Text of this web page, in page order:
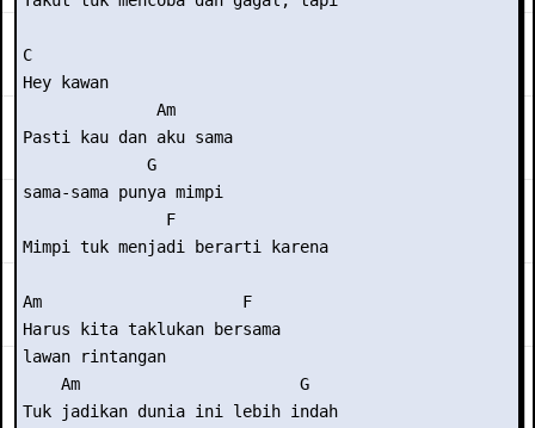
C
Hey kawan
              Am
Pasti kau dan aku sama
             G
sama-sama punya mimpi
               F
Mimpi tuk menjadi berarti karena
Am                     F
Harus kita taklukan bersama
lawan rintangan
    Am                       G
Tuk jadikan dunia ini lebih indah